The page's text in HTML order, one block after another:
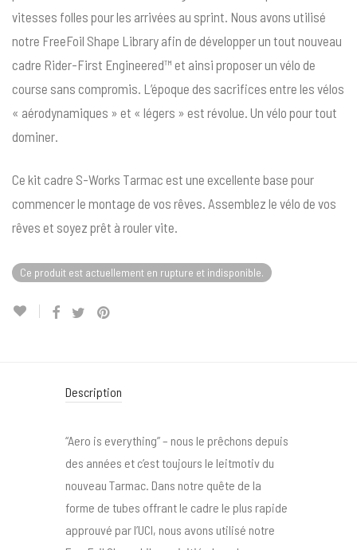
vitesses folles pour les arrivées au sprint. Nous avons utilisé
notre FreeFoil Shape Library afin de développer un tout nouveau
cadre Rider-First Engineered™ et ainsi proposer un vélo de
course sans compromis. L’époque des sacrifices entre les vélos
« aérodynamiques » et « légers » est révolue. Un vélo pour tout
dominer.
Ce kit cadre S-Works Tarmac est une excellente base pour
commencer le montage de vos rêves. Assemblez le vélo de vos
rêves et soyez prêt à rouler vite.
Ce produit est actuellement en rupture et indisponible.
Description
“Aero is everything” – nous le prêchons depuis
des années et c’est toujours le leitmotiv du
nouveau Tarmac. Dans notre quête de la
forme de tubes offrant le cadre le plus rapide
approuvé par l’UCI, nous avons utilisé notre